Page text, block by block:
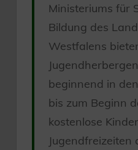
Ministeriums für
Bildung des
Westfalens
beginnend in
bis zum Beginn
kostenlose
Jugendfreizeiten